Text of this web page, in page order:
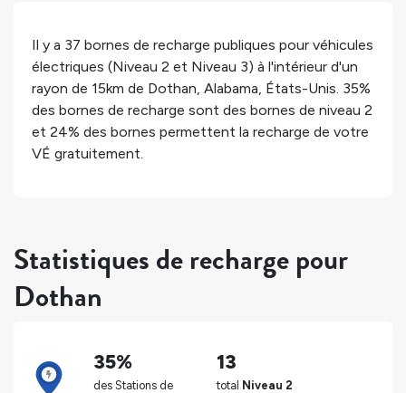
Il y a 37 bornes de recharge publiques pour véhicules
électriques (Niveau 2 et Niveau 3) à l'intérieur d'un
rayon de 15km de Dothan, Alabama, États-Unis. 35%
des bornes de recharge sont des bornes de niveau 2
et 24% des bornes permettent la recharge de votre
VÉ gratuitement.
Statistiques de recharge pour
Dothan
35%
des Stations de
13
total Niveau 2